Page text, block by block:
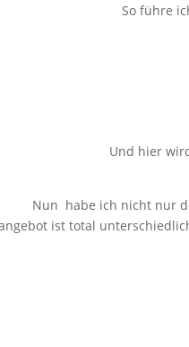
So führe
Und hier
Nun habe ich nicht nur
ist total